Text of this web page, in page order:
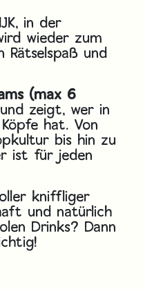
in der
wieder zum
Rätselspaß und
(max 6
zeigt, wer in
hat. Von
bis hin zu
ist für jeden
kniffliger
und natürlich
Drinks? Dann